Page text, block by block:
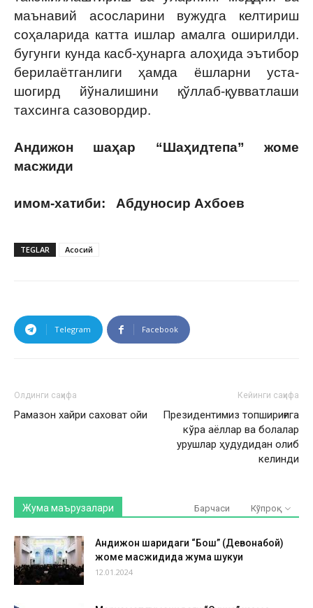
маънавий асосларини вужудга келтириш
соҳаларида катта ишлар амалга оширилди.
бугунги кунда касб-ҳунарга алоҳида эътибор
берилаётганлиги ҳамда ёшларни уста-
шогирд йўналишини қўллаб-қувватлаши
тахсинга сазовордир.
Андижон шаҳар “Шаҳидтепа” жоме
масжиди
имом-хатиби: Абдуносир Ахбоев
TEGLAR Асосий
Telegram Facebook
Олдинги саҳифа
Рамазон хайри саховат ойи
Кейинги саҳифа
Президентимиз топшириғига
кўра аёллар ва болалар
урушлар ҳудудидан олиб
келинди
Жума маърузалари Барчаси Кўпроқ
Андижон шаҳридаги “Бош” (Девонабой)
жоме масжидида жума шукуҳи
12.01.2024